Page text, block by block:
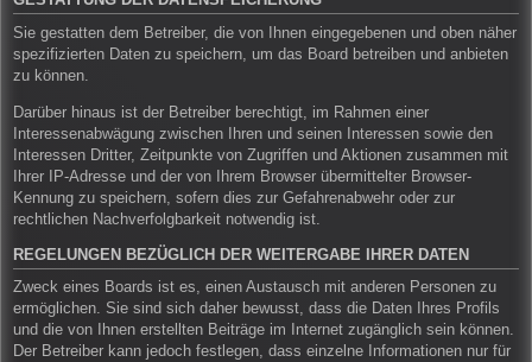
Sie gestatten dem Betreiber, die von Ihnen eingegebenen und oben näher
spezifizierten Daten zu speichern, um das Board betreiben und anbieten
zu können.
Darüber hinaus ist der Betreiber berechtigt, im Rahmen einer
Interessenabwägung zwischen Ihren und seinen Interessen sowie den
Interessen Dritter, Zeitpunkte von Zugriffen und Aktionen zusammen mit
Ihrer IP-Adresse und der von Ihrem Browser übermittelter Browser-
Kennung zu speichern, sofern dies zur Gefahrenabwehr oder zur
rechtlichen Nachverfolgbarkeit notwendig ist.
REGELUNGEN BEZÜGLICH DER WEITERGABE IHRER DATEN
Zweck eines Boards ist es, einen Austausch mit anderen Personen zu
ermöglichen. Sie sind sich daher bewusst, dass die Daten Ihres Profils
und die von Ihnen erstellten Beiträge im Internet zugänglich sein können.
Der Betreiber kann jedoch festlegen, dass einzelne Informationen nur für